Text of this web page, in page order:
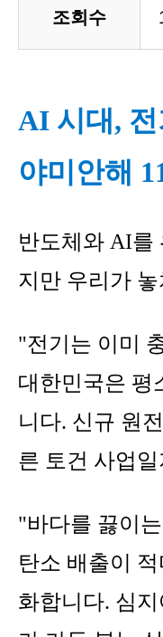
조회수
AI 시대,
야미안해
반도체와 AI를
지만 우리가
"전기는 이미
대한민국은 평
니다. 신규 원
른 토건 사업
"바다를 끓이
탄소 배출이
화합니다. 심